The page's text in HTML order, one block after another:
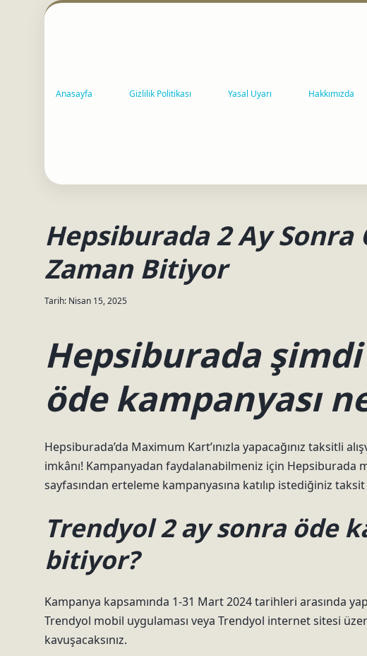
Anasayfa Gizlilik Politikası Yasal Uyarı Hakkımızda
Hepsiburada 2 Ay Sonra
Zaman Bitiyor
Tarih: Nisan 15, 2025
Hepsiburada
öde kampanyası
Hepsiburada’da Maximum Kart’ınızla yapacağınız taksitli
imkânı! Kampanyadan faydalanabilmeniz için Hepsiburada
sayfasından erteleme kampanyasına katılıp istediğiniz taksit
Trendyol 2 ay sonra öde
bitiyor?
Kampanya kapsamında 1-31 Mart 2024 tarihleri ​​arasında
Trendyol mobil uygulaması veya Trendyol internet sitesi
kavuşacaksınız.